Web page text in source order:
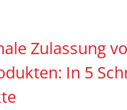
Zulassung
In 5